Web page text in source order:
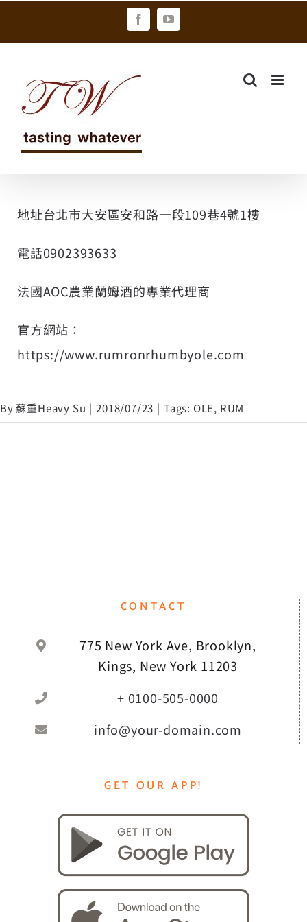
FacebookYouTube
地址台北市大安區安和路一段109巷4號1樓
電話0902393633
法國AOC農業蘭姆酒的專業代理商
官方網站：
https://www.rumronrhumbyole.com
By蘇重Heavy Su | 2018/07/23 | Tags: OLE, RUM
CONTACT
775 New York Ave, Brooklyn,
Kings, New York 11203
+ 0100-505-0000
info@your-domain.com
GET OUR APP!